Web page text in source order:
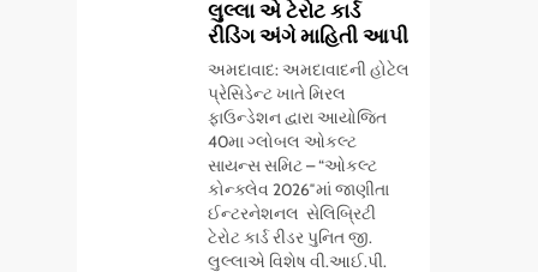
લુલ્લા એ ટેરોટ કાર્ડ
રીડિંગ અંગે માહિતી આપી
અમદાવાદ: અમદાવાદની હોટેલ
પ્રેસિડેન્ટ ખાતે મિરલ
ફાઉન્ડેશન દ્વારા આયોજિત
40મા ગ્લોબલ ઓકલ્ટ
સાયન્સ સમિટ – “ઓકલ્ટ
કોન્ક્લેવ 2026″માં જાણીતા
ઈન્ટરનેશનલ સેલિબ્રિટી
ટેરોટ કાર્ડ રીડર પુનિત જી.
લુલ્લાએ વિશેષ વી.આઈ.પી.
વિદ્યાર્થીઓનું
સન્માન કરે છે
શહેરોમાં રિટેલ સ્ટોર્સ
અને ગીર ગાયના
વૈદિક વલોણા ઘી-
દૂધની શુદ્ધ સેવાઓ
સાથે વ્યાપક વિસ્તરણ
BUSINESS
‘ગેટ સેટ ગો’ નું પાવર-
પેક્ડ ટ્રેલર લોન્ચ: 7
ઓગસ્ટે રિલીઝ થઈ
રહેલ આ ફિલ્મમાં
હાઇ-ટેક VFX જોવા
મળશે
ENTERTAINMENT
અમદાવાદમાં ભારે
વરસાદ વચ્ચે ફિલ્મ